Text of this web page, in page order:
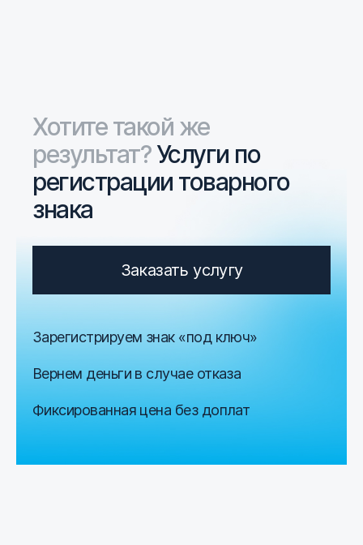
Хотите такой же
результат?Услуги по
регистрации товарного
знака
Заказать услугу
Зарегистрируем знак «под ключ»
Вернем деньги в случае отказа
Фиксированная цена без доплат